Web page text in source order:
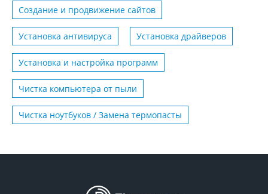
Создание и продвижение сайтов
Установка антивируса Установка драйверов
Установка и настройка программ
Чистка компьютера от пыли
Чистка ноутбуков / Замена термопасты